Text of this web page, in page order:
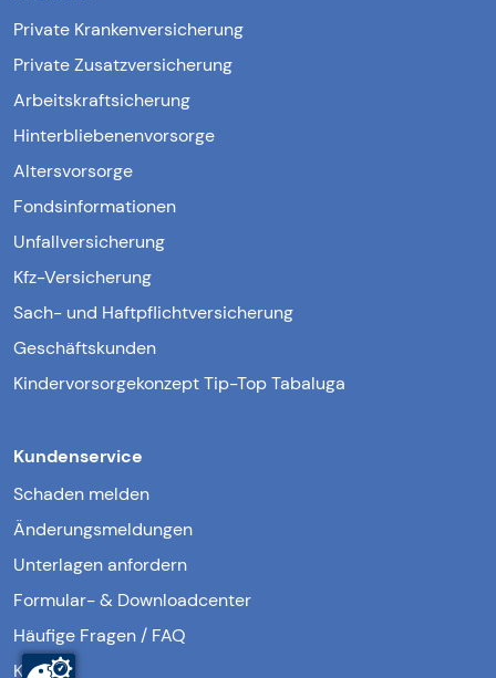
Private Krankenversicherung
Private Zusatzversicherung
Arbeitskraftsicherung
Hinterbliebenenvorsorge
Altersvorsorge
Fondsinformationen
Unfallversicherung
Kfz-Versicherung
Sach- und Haftpflichtversicherung
Geschäftskunden
Kindervorsorgekonzept Tip-Top Tabaluga
Kundenservice
Schaden melden
Änderungsmeldungen
Unterlagen anfordern
Formular- & Downloadcenter
Häufige Fragen / FAQ
Kontakt